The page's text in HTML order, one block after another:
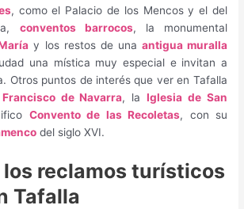
, como el Palacio de los Mencos y el del
conventos barrocos, la monumental
y los restos de una antigua muralla
una mística muy especial e invitan a
Otros puntos de interés que ver en Tafalla
de Navarra, laIglesia de San
Convento de las Recoletas, con su
del siglo XVI.
los reclamos turísticos
Tafalla